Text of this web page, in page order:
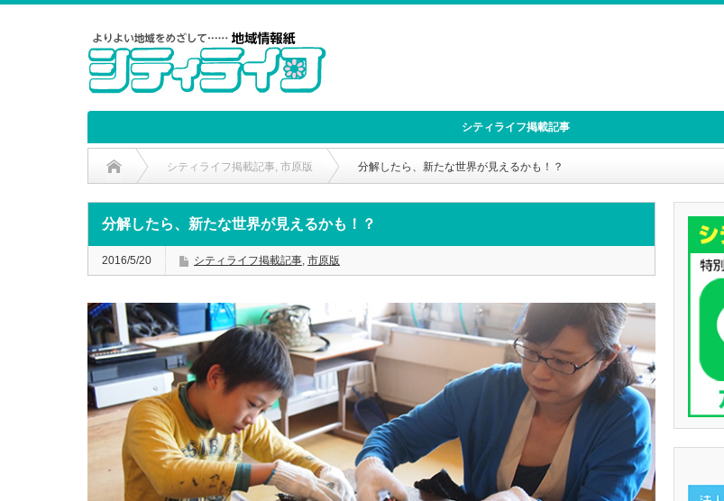
シティライフ掲載記事
シティライフ掲載記事, 市原版 分解したら、新たな世界が見えるかも！？
分解したら、新たな世界が見えるかも！？
2016/5/20 シティライフ掲載記事, 市原版